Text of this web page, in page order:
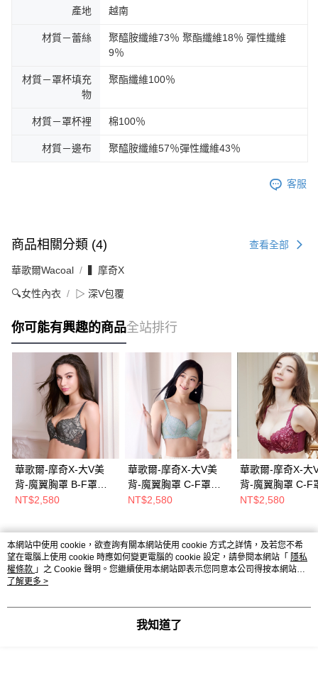
產地 越南
材質－蕾絲
聚醯胺纖維73％ 聚酯纖維18％ 彈性纖維
9％
材質－罩杯填充
物
聚酯纖維100％
材質－罩杯裡 棉100％
材質－邊布 聚醯胺纖維57％彈性纖維43％
客服
商品相關分類 (4) 查看全部
華歌爾Wacoal ▍摩奇X
🔍女性內衣 ▷ 深V包覆
你可能有興趣的商品全站排行
華歌爾-摩奇X-大V美
背-魔翼胸罩 B-F罩杯
內衣(森墨綠)
NT$2,580
華歌爾-摩奇X-大V美
背-魔翼胸罩 C-F罩杯
內衣(極光水)
NT$2,580
華歌爾-摩奇X-大
背-魔翼胸罩 C-F
內衣(歌德玫紅)
NT$2,580
熱門標籤
本網站中使用 cookie，欲查詢有關本網站使用 cookie 方式之詳情，及若您不希
望在電腦上使用 cookie 時應如何變更電腦的 cookie 設定，請參閱本網站「 隱私
權條款 」之 Cookie 聲明。您繼續使用本網站即表示您同意本公司得按本網站使
用條款之 Cookie 聲明使用 cookie。
了解更多 >
我知道了